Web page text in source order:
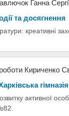
Ганна
та досягнення
креативні
Кириченко
активної